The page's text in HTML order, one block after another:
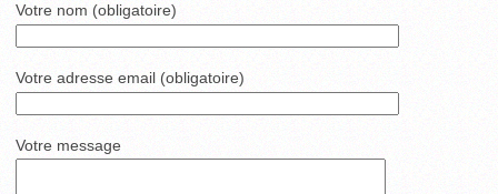
Votre nom (obligatoire)
Votre adresse email (obligatoire)
Votre message